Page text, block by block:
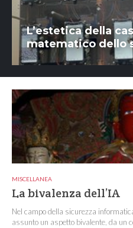
L’estetica della
matematico dello
MISCELLANEA
La bivalenza dell’IA
Nel campo della sicurezza
assunto un aspetto bivalente, da un